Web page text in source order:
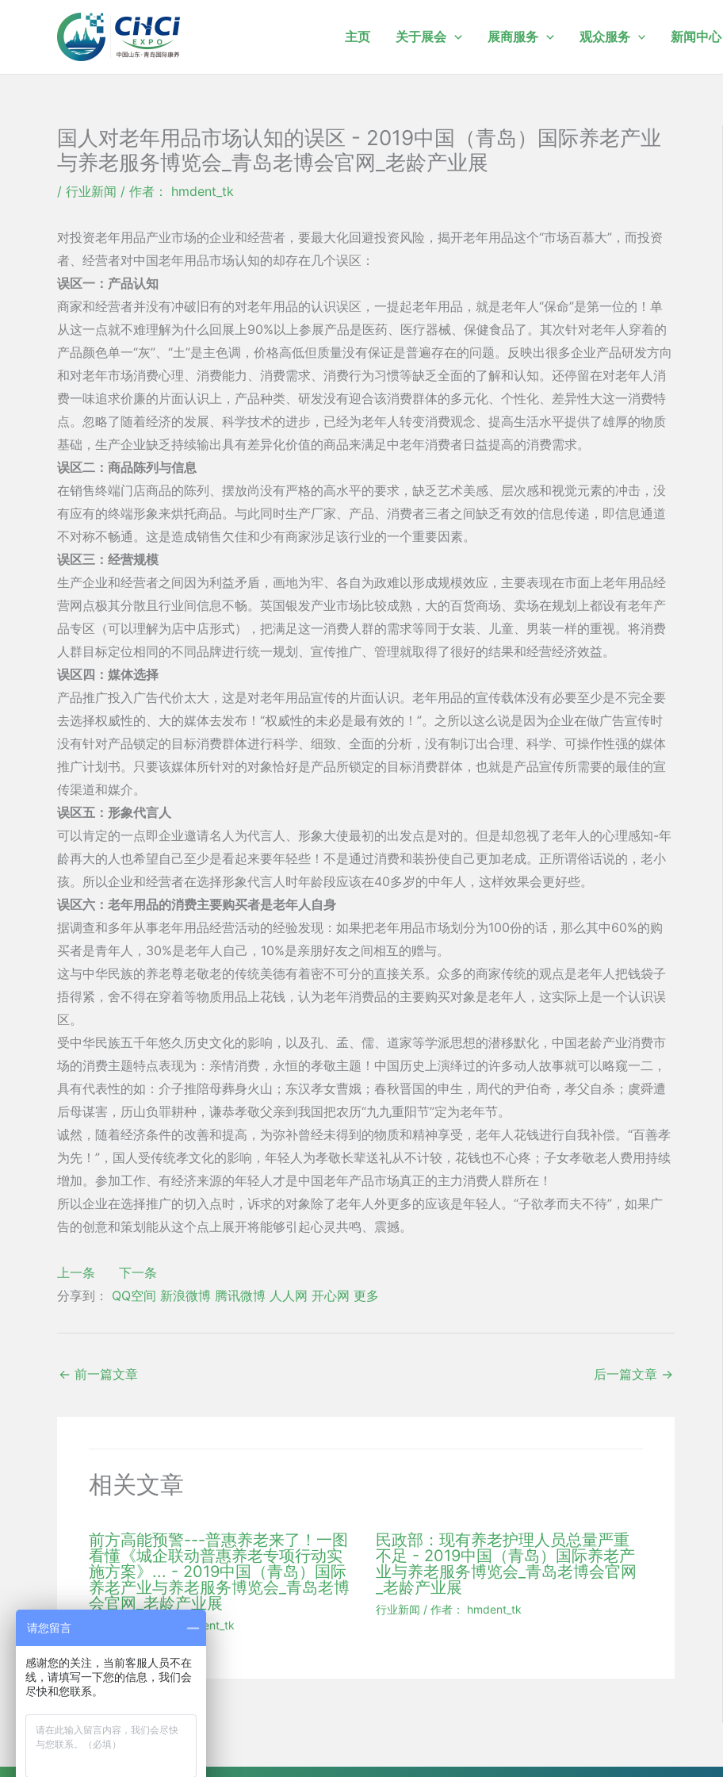
主页 关于展会 展商服务 观众服务 新闻中心
国人对老年用品市场认知的误区 - 2019中国（青岛）国际养老产业
与养老服务博览会_青岛老博会官网_老龄产业展
/ 行业新闻 / 作者： hmdent_tk
对投资老年用品产业市场的企业和经营者，要最大化回避投资风险，揭开老年用品这个“市场百慕大”，而投资
者、经营者对中国老年用品市场认知的却存在几个误区：
误区一：产品认知
商家和经营者并没有冲破旧有的对老年用品的认识误区，一提起老年用品，就是老年人“保命”是第一位的！单
从这一点就不难理解为什么回展上90%以上参展产品是医药、医疗器械、保健食品了。其次针对老年人穿着的
产品颜色单一“灰”、“土”是主色调，价格高低但质量没有保证是普遍存在的问题。反映出很多企业产品研发方向
和对老年市场消费心理、消费能力、消费需求、消费行为习惯等缺乏全面的了解和认知。还停留在对老年人消
费一味追求价廉的片面认识上，产品种类、研发没有迎合该消费群体的多元化、个性化、差异性大这一消费特
点。忽略了随着经济的发展、科学技术的进步，已经为老年人转变消费观念、提高生活水平提供了雄厚的物质
基础，生产企业缺乏持续输出具有差异化价值的商品来满足中老年消费者日益提高的消费需求。
误区二：商品陈列与信息
在销售终端门店商品的陈列、摆放尚没有严格的高水平的要求，缺乏艺术美感、层次感和视觉元素的冲击，没
有应有的终端形象来烘托商品。与此同时生产厂家、产品、消费者三者之间缺乏有效的信息传递，即信息通道
不对称不畅通。这是造成销售欠佳和少有商家涉足该行业的一个重要因素。
误区三：经营规模
生产企业和经营者之间因为利益矛盾，画地为牢、各自为政难以形成规模效应，主要表现在市面上老年用品经
营网点极其分散且行业间信息不畅。英国银发产业市场比较成熟，大的百货商场、卖场在规划上都设有老年产
品专区（可以理解为店中店形式），把满足这一消费人群的需求等同于女装、儿童、男装一样的重视。将消费
人群目标定位相同的不同品牌进行统一规划、宣传推广、管理就取得了很好的结果和经营经济效益。
误区四：媒体选择
产品推广投入广告代价太大，这是对老年用品宣传的片面认识。老年用品的宣传载体没有必要至少是不完全要
去选择权威性的、大的媒体去发布！“权威性的未必是最有效的！”。之所以这么说是因为企业在做广告宣传时
没有针对产品锁定的目标消费群体进行科学、细致、全面的分析，没有制订出合理、科学、可操作性强的媒体
推广计划书。只要该媒体所针对的对象恰好是产品所锁定的目标消费群体，也就是产品宣传所需要的最佳的宣
传渠道和媒介。
误区五：形象代言人
可以肯定的一点即企业邀请名人为代言人、形象大使最初的出发点是对的。但是却忽视了老年人的心理感知-年
龄再大的人也希望自己至少是看起来要年轻些！不是通过消费和装扮使自己更加老成。正所谓俗话说的，老小
孩。所以企业和经营者在选择形象代言人时年龄段应该在40多岁的中年人，这样效果会更好些。
误区六：老年用品的消费主要购买者是老年人自身
据调查和多年从事老年用品经营活动的经验发现：如果把老年用品市场划分为100份的话，那么其中60%的购
买者是青年人，30%是老年人自己，10%是亲朋好友之间相互的赠与。
这与中华民族的养老尊老敬老的传统美德有着密不可分的直接关系。众多的商家传统的观点是老年人把钱袋子
捂得紧，舍不得在穿着等物质用品上花钱，认为老年消费品的主要购买对象是老年人，这实际上是一个认识误
区。
受中华民族五千年悠久历史文化的影响，以及孔、孟、儒、道家等学派思想的潜移默化，中国老龄产业消费市
场的消费主题特点表现为：亲情消费，永恒的孝敬主题！中国历史上演绎过的许多动人故事就可以略窥一二，
具有代表性的如：介子推陪母葬身火山；东汉孝女曹娥；春秋晋国的申生，周代的尹伯奇，孝父自杀；虞舜遭
后母谋害，历山负罪耕种，谦恭孝敬父亲到我国把农历“九九重阳节”定为老年节。
诚然，随着经济条件的改善和提高，为弥补曾经未得到的物质和精神享受，老年人花钱进行自我补偿。“百善孝
为先！”，国人受传统孝文化的影响，年轻人为孝敬长辈送礼从不计较，花钱也不心疼；子女孝敬老人费用持续
增加。参加工作、有经济来源的年轻人才是中国老年产品市场真正的主力消费人群所在！
所以企业在选择推广的切入点时，诉求的对象除了老年人外更多的应该是年轻人。“子欲孝而夫不待”，如果广
告的创意和策划能从这个点上展开将能够引起心灵共鸣、震撼。
上一条
下一条
分享到：
QQ空间 新浪微博 腾讯微博 人人网 开心网 更多
← 前一篇文章 后一篇文章 →
相关文章
前方高能预警---普惠养老来了！一图
看懂《城企联动普惠养老专项行动实
施方案》... - 2019中国（青岛）国际
养老产业与养老服务博览会_青岛老博
会官网_老龄产业展
hmdent_tk
民政部：现有养老护理人员总量严重
不足 - 2019中国（青岛）国际养老产
业与养老服务博览会_青岛老博会官网
_老龄产业展
行业新闻 / 作者： hmdent_tk
请您留言
感谢您的关注，当前客服人员不在
线，请填写一下您的信息，我们会
尽快和您联系。